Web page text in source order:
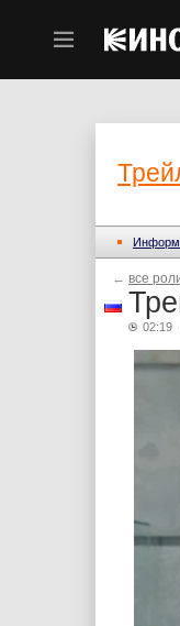
← все
02:19